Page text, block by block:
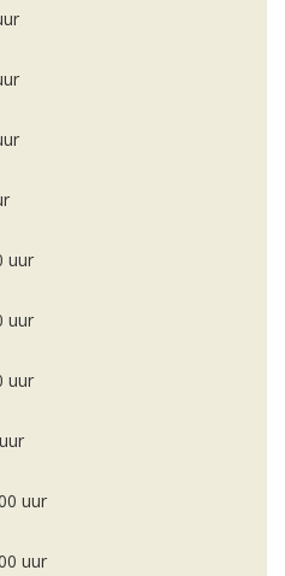
uur
uur
uur
uur
uur